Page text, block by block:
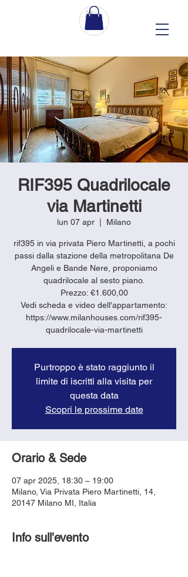
RIF395 Quadrilocale
via Martinetti
lun 07 apr Milano
rif395 in via privata Piero Martinetti, a pochi
passi dalla stazione della metropolitana De
Angeli e Bande Nere, proponiamo
quadrilocale al sesto piano.
Prezzo: €1.600,00
Vedi scheda e video dell'appartamento:
https://www.milanhouses.com/rif395-
quadrilocale-via-martinetti
Purtroppo è stato raggiunto il
limite di iscritti alla visita per
questa data
Scopri le prossime date
Orario & Sede
07 apr 2025, 18:30 – 19:00
Milano, Via Privata Piero Martinetti, 14,
20147 Milano MI, Italia
Info sull'evento